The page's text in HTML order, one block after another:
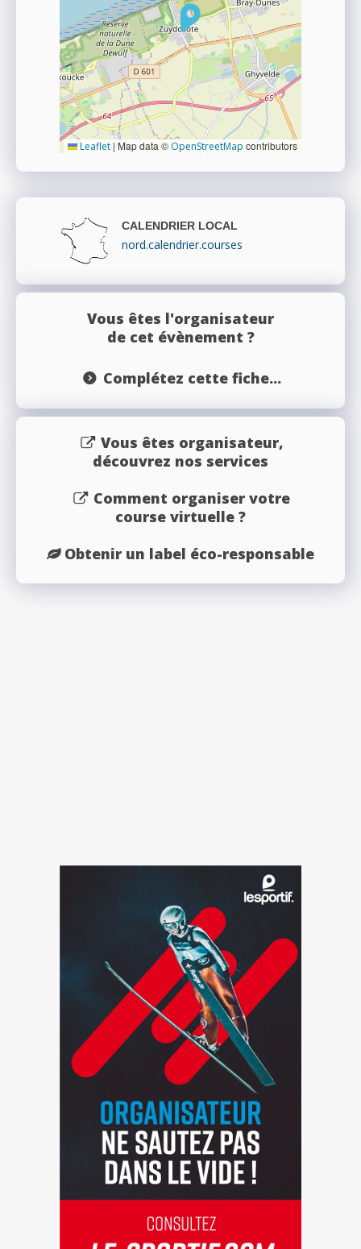
Leaflet | Map data © OpenStreetMap contributors
CALENDRIER LOCAL
nord.calendrier.courses
Vous êtes l'organisateur
de cet évènement ?
Complétez cette fiche...
Vous êtes organisateur,
découvrez nos services
Comment organiser votre
course virtuelle ?
Obtenir un label éco-responsable